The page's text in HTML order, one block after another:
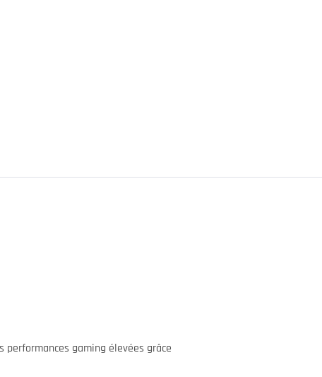
performances gaming élevées grâce